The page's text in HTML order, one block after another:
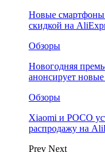
Новые смартфоны
скидкой на
Обзоры
Новогодняя
анонсирует
Обзоры
Xiaomi и POCO
распродажу на
Prev Next